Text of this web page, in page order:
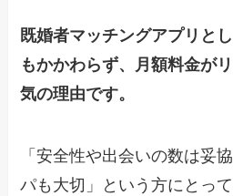
既婚者マッチングアプリと
もかかわらず、月額料金が
気の理由です。
「安全性や出会いの数は妥
パも大切」という方にとっ